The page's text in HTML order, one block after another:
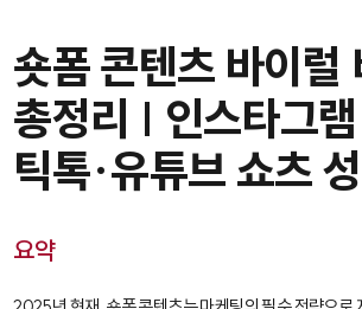
숏폼 콘텐츠 바이럴
총정리 | 인스타그
틱톡·유튜브 쇼츠
요약